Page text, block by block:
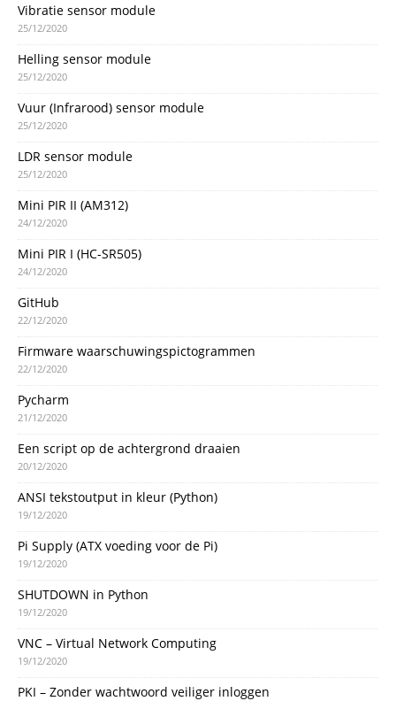
Vibratie sensor module
25/12/2020
Helling sensor module
25/12/2020
Vuur (Infrarood) sensor module
25/12/2020
LDR sensor module
25/12/2020
Mini PIR II (AM312)
24/12/2020
Mini PIR I (HC-SR505)
24/12/2020
GitHub
22/12/2020
Firmware waarschuwingspictogrammen
22/12/2020
Pycharm
21/12/2020
Een script op de achtergrond draaien
20/12/2020
ANSI tekstoutput in kleur (Python)
19/12/2020
Pi Supply (ATX voeding voor de Pi)
19/12/2020
SHUTDOWN in Python
19/12/2020
VNC – Virtual Network Computing
19/12/2020
PKI – Zonder wachtwoord veiliger inloggen